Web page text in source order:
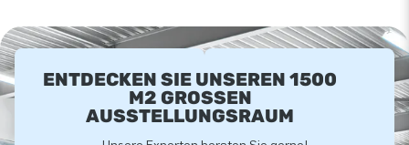
ENTDECKEN SIE UNSEREN 1500
M2 GROSSEN A
USSTELLUNGSRAUM